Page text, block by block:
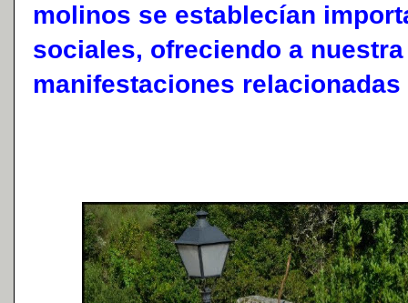
molinos se establecían
sociales, ofreciendo a
manifestaciones